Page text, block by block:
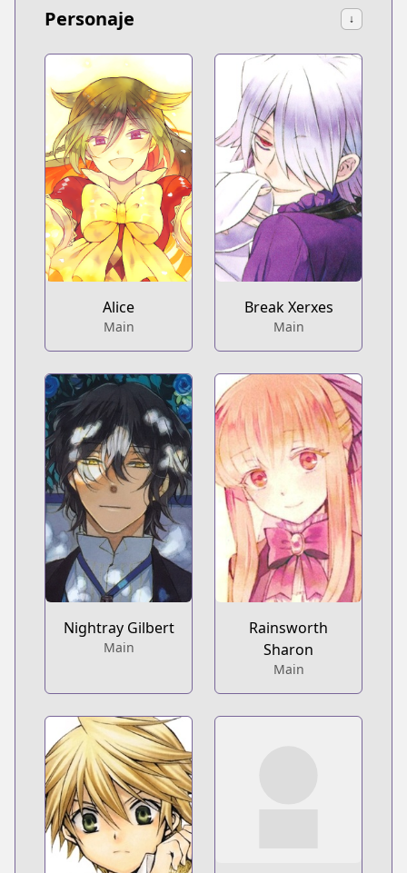
Personaje ↓
Alice
Main
Break Xerxes
Main
Nightray Gilbert
Main
Rainsworth
Sharon
Main